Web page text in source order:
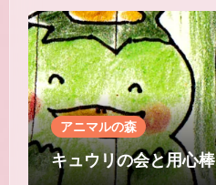
アニマルの森
キュウリの会と用心棒